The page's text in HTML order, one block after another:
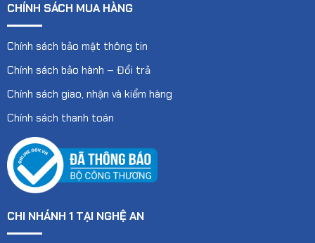
CHÍNH SÁCH MUA HÀNG
Chính sách bảo mật thông tin
Chính sách bảo hành – Đổi trả
Chính sách giao, nhận và kiểm hàng
Chính sách thanh toán
CHI NHÁNH 1 TẠI NGHỆ AN